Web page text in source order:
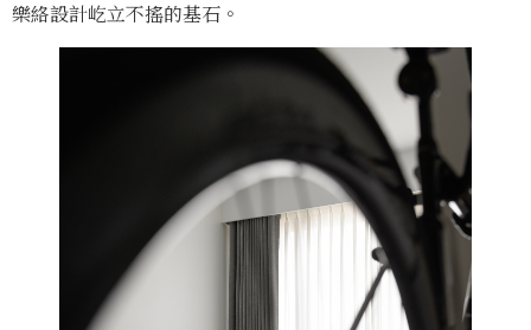
樂絡設計屹立不搖的基石。